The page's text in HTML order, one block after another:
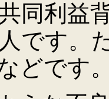
同利益
です。
どです